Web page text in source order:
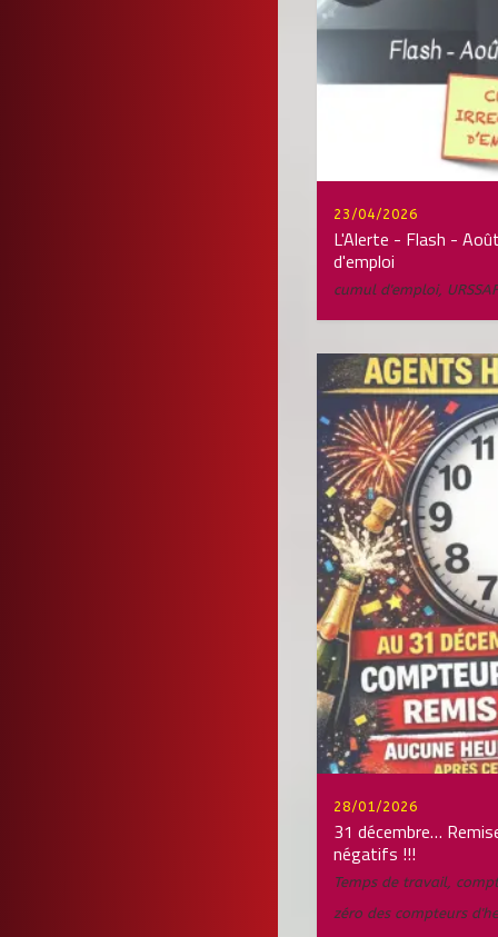
23/04/2026
L'Alerte - Flash -
d'emploi
cumul d'emploi, URSSAF
28/01/2026
31 décembre…
négatifs !!!
Temps de travail,
zéro des compteurs